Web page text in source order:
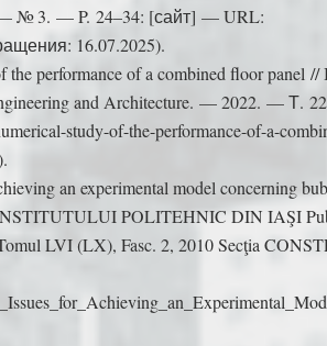
№ 3. — P. 24–34: [сайт] — URL:
16.07.2025).
performance of a combined floor panel
and Architecture. — 2022. — Т.
study-of-the-performance-of-a-
an experimental model concerning
POLITEHNIC DIN IAŞI
LVI (LX), Fasc. 2, 2010 Secţia